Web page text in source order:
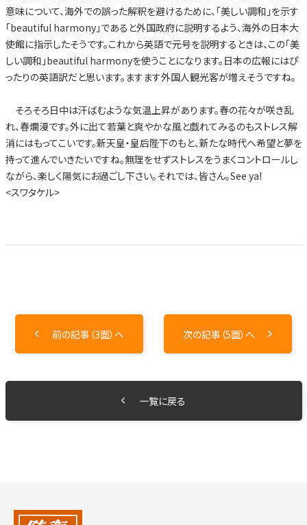
意味について、海外での誤った解釈を避けるために、「美しい調和」を示す
「beautiful harmony」であると外国政府に説明するよう、海外の日本大
使館に指示したそうです。これから英語で元号を説明するときは、この「美
しい調和」beautiful harmonyを使うことになります。日本の広報にはぴ
ったりの英語訳だと思います。ますます外国人観光客が増えそうですね。
そろそろ日中は汗ばむような気温上昇があります。春の花々が咲き乱
れ、春爛漫です。外に出て若葉と爽やかな風と戯れてみるのもストレス解
消にはもってこいです。新天皇・皇后陛下のもと、新たな時代へ希望と夢を
持って進んでいきたいですね。無理をせずストレスをうまくコントロールし
ながら、楽しく陽気にお過ごし下さい。それでは、皆さん。See ya!
<スワタケル>
前の記事（3面）へ 次の記事（5面）へ
一覧に戻る